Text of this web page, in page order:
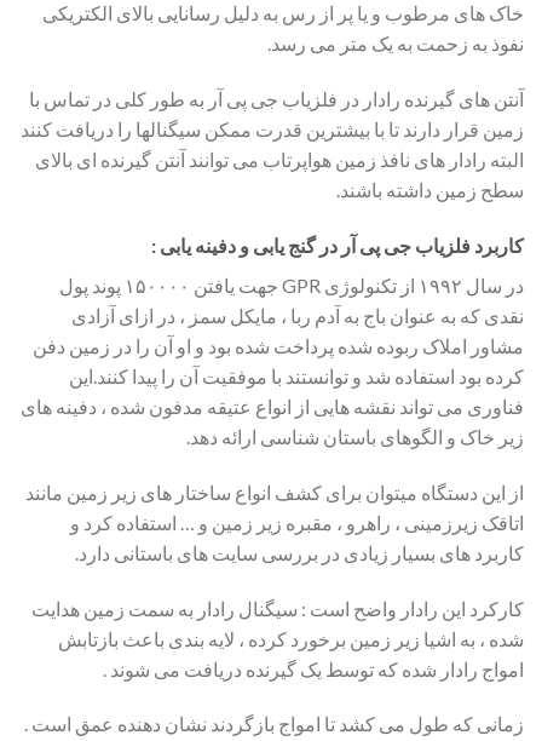
خاک های مرطوب و یا پر از رس به دلیل رسانایی بالای الکتریکی
نفوذ به زحمت به یک متر می رسد.
آنتن های گیرنده رادار در فلزیاب جی پی آر به طور کلی در تماس با
زمین قرار دارند تا با بیشترین قدرت ممکن سیگنالها را دریافت کنند
البته رادار های نافذ زمین هواپرتاب می توانند آنتن گیرنده ای بالای
سطح زمین داشته باشند.
کاربرد فلزیاب جی پی آر در گنج یابی و دفینه یابی :
در سال ۱۹۹۲ از تکنولوژی GPR جهت یافتن ۱۵۰۰۰۰ پوند پول
نقدی که به عنوان باج به آدم ربا ، مایکل سمز ، در ازای آزادی
مشاور املاک ربوده شده پرداخت شده بود و او آن را در زمین دفن
کرده بود استفاده شد و توانستند با موفقیت آن را پیدا کنند.این
فناوری می تواند نقشه هایی از انواع عتیقه مدفون شده ، دفینه های
زیر خاک و الگوهای باستان شناسی ارائه دهد.
از این دستگاه میتوان برای کشف انواع ساختار های زیر زمین مانند
اتاقک زیرزمینی ، راهرو ، مقبره زیر زمین و … استفاده کرد و
کاربرد های بسیار زیادی در بررسی سایت های باستانی دارد.
کارکرد این رادار واضح است : سیگنال رادار به سمت زمین هدایت
شده ، به اشیا زیر زمین برخورد کرده ، لایه بندی باعث بازتابش
امواج رادار شده که توسط یک گیرنده دریافت می شوند .
زمانی که طول می کشد تا امواج بازگردند نشان دهنده عمق است .